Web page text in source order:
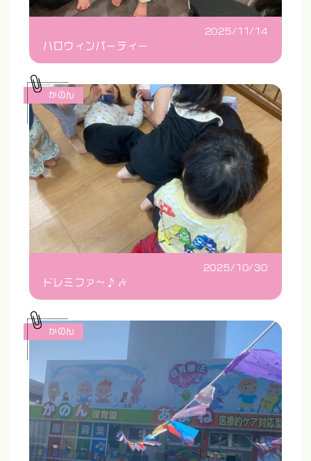
2025/11/14
ハロウィンパーティー
2025/10/30
ドレミファ〜♪🎶
かのん
かのん